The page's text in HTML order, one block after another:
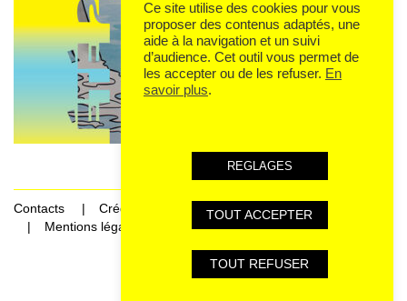
Contacts
Crédits
Mentions légales et données personnelles
Ce site utilise des cookies pour vous
proposer des contenus adaptés, une
aide à la navigation et un suivi
d’audience. Cet outil vous permet de
les accepter ou de les refuser. En
savoir plus.
REGLAGES
TOUT ACCEPTER
TOUT REFUSER